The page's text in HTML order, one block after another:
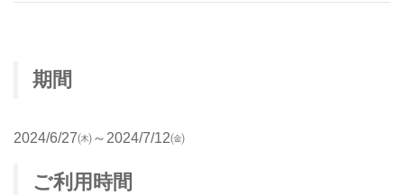
期間
2024/6/27㈭～2024/7/12㈮
ご利用時間